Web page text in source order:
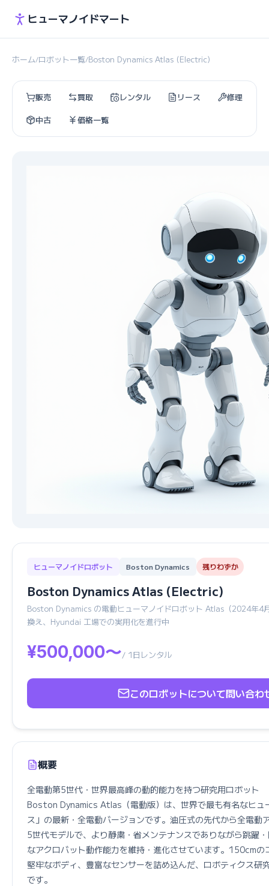
ヒューマノイドマート
ホーム/ロボット一覧/Boston Dynamics Atlas (Electric)
販売 買取 レンタル リース
修理
中古
価格一覧
ヒューマノイドロボット Boston Dynamics 残りわずか
Boston Dynamics Atlas (Electric)
Boston Dynamics の電動ヒューマノイドロボット Atlas（2024年4
換え、Hyundai 工場での実用化を進行中
¥500,000〜/ 1日レンタル
このロボットについて問い合わ
概要
全電動第5世代・世界最高峰の動的能力を持つ研究用ロボット
Boston Dynamics Atlas（電動版）は、世界で最も有名なヒュ
ス」の最新・全電動バージョンです。油圧式の先代から全電動
5世代モデルで、より静粛・省メンテナンスでありながら跳躍
なアクロバット動作能力を維持・進化させています。150cm
堅牢なボディ、豊富なセンサーを詰め込んだ、ロボティクス研
です。